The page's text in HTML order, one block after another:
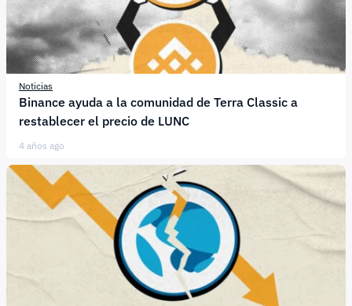
Noticias
Binance ayuda a la comunidad de Terra Classic a
restablecer el precio de LUNC
4 años ago